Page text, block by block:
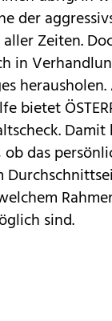
der
Zeiten.
in
herausholen.
bietet
Damit
das
sind.